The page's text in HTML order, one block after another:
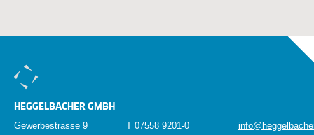
HEGGELBACHER GMBH
Gewerbestrasse 9
T 07558 9201-0